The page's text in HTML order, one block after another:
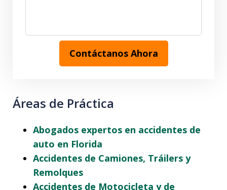
Contáctanos Ahora
Áreas de Práctica
Abogados expertos en accidentes de
auto en Florida
Accidentes de Camiones, Tráilers y
Remolques
Accidentes de Motocicleta y de